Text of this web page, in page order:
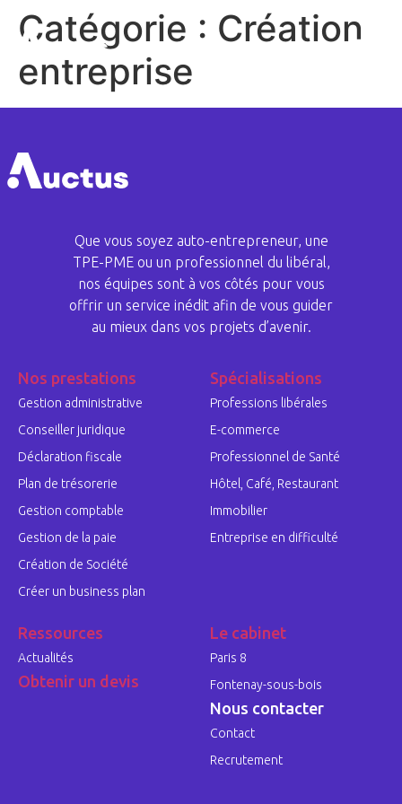
Catégorie : Création
entreprise
Que vous soyez auto-entrepreneur, une
TPE-PME ou un professionnel du libéral,
nos équipes sont à vos côtés pour vous
offrir un service inédit afin de vous guider
au mieux dans vos projets d’avenir.
Nos prestations
Gestion administrative
Conseiller juridique
Déclaration fiscale
Plan de trésorerie
Gestion comptable
Gestion de la paie
Création de Société
Créer un business plan
Spécialisations
Professions libérales
E-commerce
Professionnel de Santé
Hôtel, Café, Restaurant
Immobilier
Entreprise en difficulté
Ressources
Actualités
Obtenir un devis
Le cabinet
Paris 8
Fontenay-sous-bois
Nous contacter
Contact
Recrutement